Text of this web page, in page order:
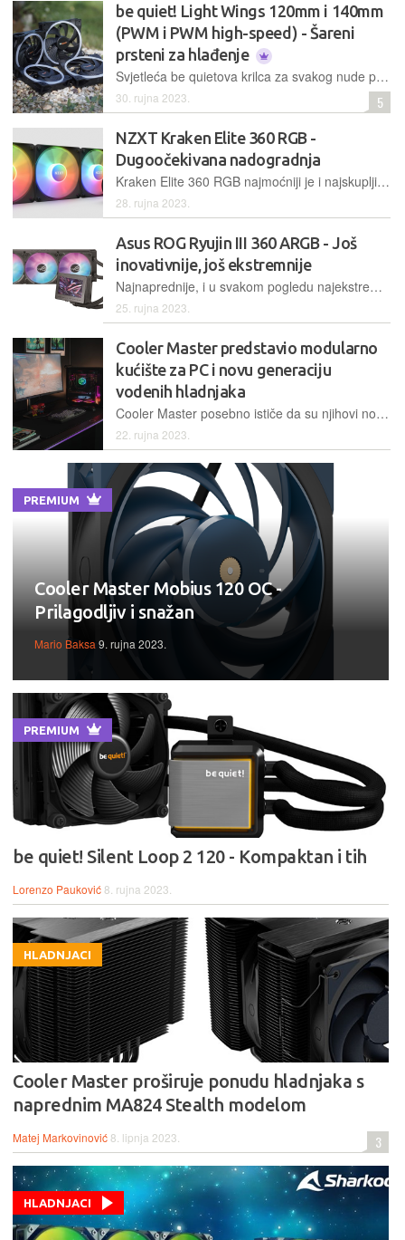
be quiet! Light Wings 120mm i 140mm
(PWM i PWM high-speed) - Šareni
prsteni za hlađenje
Svjetleća be quietova krilca za svakog nude ponešto – dvije veličine u dvije brzinske izvedbe, a sva su spremna svjetlošću obasjati unutrašnjost vašeg stolnog računala
30. rujna 2023. 5
NZXT Kraken Elite 360 RGB -
Dugoočekivana nadogradnja
Kraken Elite 360 RGB najmoćniji je i najskuplji predstavnik osvježene linije možebitno najpopularnijih vodenih hlađenja na tržištu
28. rujna 2023.
Asus ROG Ryujin III 360 ARGB - Još
inovativnije, još ekstremnije
Najnaprednije, i u svakom pogledu najekstremnije, Asusovo vodeno hlađenje dobilo je svog nasljednika. Pogledajmo što je novo i koje inovacije donosi
25. rujna 2023.
Cooler Master predstavio modularno
kućište za PC i novu generaciju
vodenih hladnjaka
Cooler Master posebno ističe da su njihovi novi proizvodi, kućište Qube 500 Flatback i serija vodenih hladnjaka MasterLiquid Atmos, napravljeni od recikliranih materijala
22. rujna 2023.
PREMIUM
Cooler Master Mobius 120 OC -
Prilagodljiv i snažan
Mario Baksa 9. rujna 2023.
PREMIUM
be quiet! Silent Loop 2 120 - Kompaktan i tih
Lorenzo Pauković8. rujna 2023.
HLADNJACI
Cooler Master proširuje ponudu hladnjaka s
naprednim MA824 Stealth modelom
Matej Markovinović8. lipnja 2023. 3
HLADNJACI